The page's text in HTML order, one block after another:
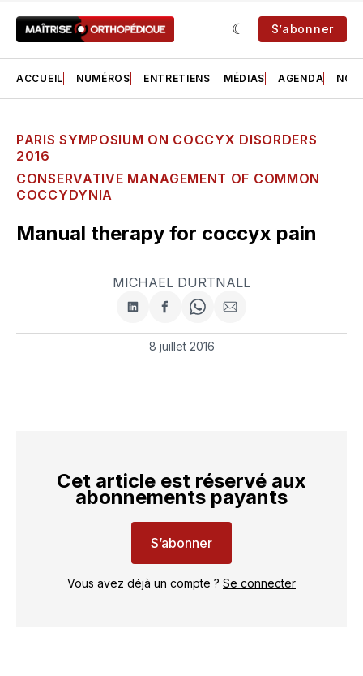
S’abonner
ACCUEIL NUMÉROS ENTRETIENS MÉDIAS AGENDA NOS
PARIS SYMPOSIUM ON COCCYX DISORDERS
2016
CONSERVATIVE MANAGEMENT OF COMMON
COCCYDYNIA
Manual therapy for coccyx pain
MICHAEL DURTNALL
Partager
sur
LinkedIn
Partager
sur
Facebook
Share
on
WhatsApp
Partager
par
8 juillet 2016
Cet article est réservé aux
abonnements payants
S’abonner
Vous avez déjà un compte ? Se connecter